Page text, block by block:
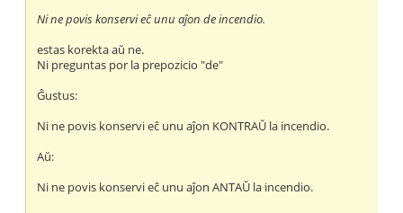
Ni ne povis konservi eĉ unu aĵon de incendio.
estas korekta aŭ ne.
Ni preguntas por la prepozicio "de"
Ĝustus:
Ni ne povis konservi eĉ unu aĵon KONTRAŬ la incendio.
Aŭ:
Ni ne povis konservi eĉ unu aĵon ANTAŬ la incendio.